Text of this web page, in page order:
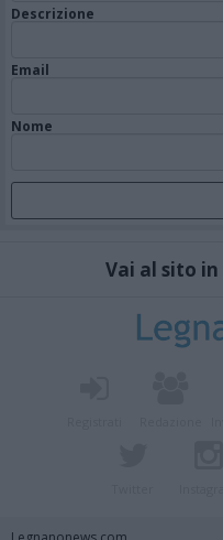
Descrizione
Email
Nome
Vai al sito